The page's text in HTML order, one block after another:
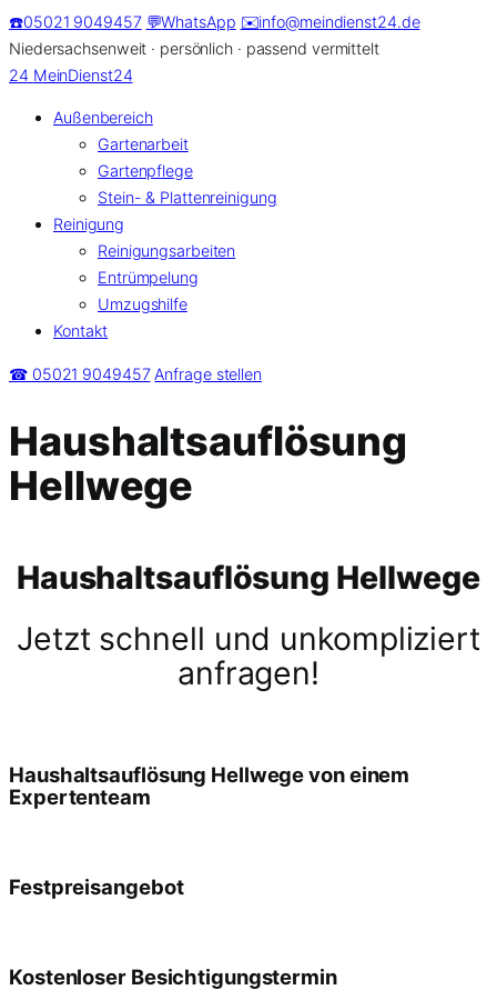
Zum
Inhalt
springen
☎️05021 9049457 💬WhatsApp ✉️info@meindienst24.de
Niedersachsenweit · persönlich · passend vermittelt
24 MeinDienst24
Außenbereich
Gartenarbeit
Gartenpflege
Stein- & Plattenreinigung
Reinigung
Reinigungsarbeiten
Entrümpelung
Umzugshilfe
Kontakt
☎ 05021 9049457 Anfrage stellen
Haushaltsauflösung
Hellwege
Haushaltsauflösung Hellwege
Jetzt schnell und unkompliziert
anfragen!
Haushaltsauflösung Hellwege von einem
Expertenteam
Festpreisangebot
Kostenloser Besichtigungstermin